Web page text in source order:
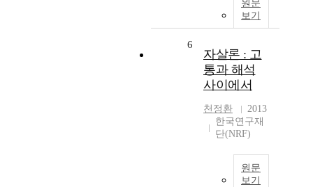
원문
보기
6
자살론 : 고
통과 해석
사이에서
천정환
2013
한국연구재
단(NRF)
원문
보기